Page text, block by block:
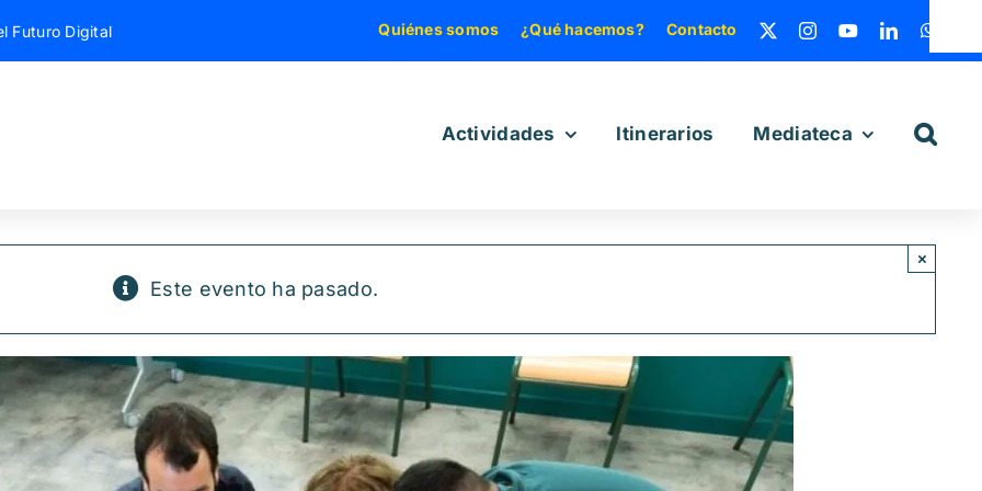
Futuro Digital Quiénes somos ¿Qué hacemos? Contacto
Actividades Itinerarios Mediateca
Este evento ha pasado.
×